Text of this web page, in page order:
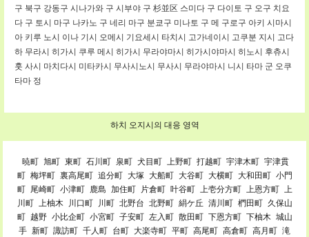
구 북구 강동구 시나가와 구 시부야 구 杉並区 스미다 구 다이토 구 오구 치요
다 구 토시 마구 나카노 구 네리 마구 분쿄구 미나토 구 메 구로구 아키 시마시
아 키루 노시 이나 기시 오메시 기요세시 타치시 고가네이시 고쿠분 지시 고다
하 무라시 히가시 쿠루 메시 히가시 무라야마시 히가시야마시 히노시 후츄시
훗 사시 마치다시 미타카시 무사시노시 무사시 무라야마시 니시 타마 군 오쿠
타마 정
하치 오지시의 대응 영역
暁町 旭町 東町 石川町 泉町 犬目町 上野町 打越町 宇津木町 宇津貫
町 梅坪町 裏高尾町 追分町 大塚 大船町 大谷町 大横町 大和田町 小門
町
尾崎町 小津町 鹿島 加住町 片倉町 叶谷町 上壱分方町 上恩方町
上
川町
上柚木 川口町 川町 北野台 北野町 絹ケ丘 清川町 椚田町
久保山
町
越野 小比企町 小宮町 子安町 左入町 散田町 下恩方町 下柚木 城山
手 新町 諏訪町 千人町 台町 大楽寺町 平町 高尾町 高倉町 高月町 滝